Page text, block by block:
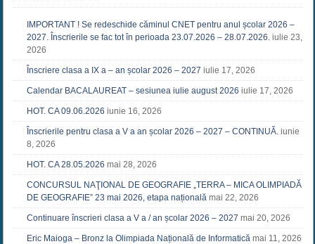
IMPORTANT ! Se redeschide căminul CNET pentru anul școlar 2026 –
2027. Înscrierile se fac tot în perioada 23.07.2026 – 28.07.2026. iulie 23,
2026
Înscriere clasa a IX a – an școlar 2026 – 2027 iulie 17, 2026
Calendar BACALAUREAT – sesiunea iulie august 2026 iulie 17, 2026
HOT. CA 09.06.2026 iunie 16, 2026
Înscrierile pentru clasa a V a an școlar 2026 – 2027 – CONTINUĂ. iunie
8, 2026
HOT. CA 28.05.2026 mai 28, 2026
CONCURSUL NAŢIONAL DE GEOGRAFIE „TERRA – MICA OLIMPIADĂ
DE GEOGRAFIE” 23 mai 2026, etapa națională mai 22, 2026
Continuare înscrieri clasa a V a / an școlar 2026 – 2027 mai 20, 2026
Eric Maioga – Bronz la Olimpiada Națională de Informatică mai 11, 2026